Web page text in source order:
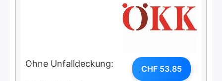
Ohne Unfalldeckung: CHF 53.85